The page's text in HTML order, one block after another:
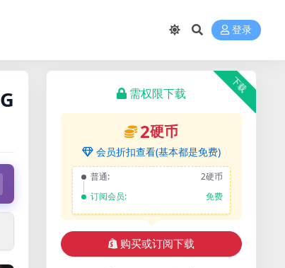
登录
下载
需权限下载
2硬币
会员折扣查看(基本都是免费)
普通:
2硬币
订阅会员:
免费
购买或订阅下载